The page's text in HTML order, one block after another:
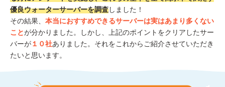
優良ウォーターサーバーを調査しました！
その結果、 本当におすすめできるサーバーは実はあまり多くない
ことが分かりました。しかし、上記のポイントをクリアしたサー
バーが１０社ありました。それをこれからご紹介させていただき
たいと思います。